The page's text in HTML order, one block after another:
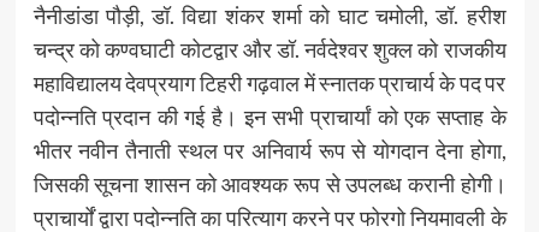
नैनीडांडा पौड़ी, डॉ. विद्या शंकर शर्मा को घाट चमोली, डॉ. हरीश
चन्द्र को कण्वघाटी कोटद्वार और डॉ. नर्वदेश्वर शुक्ल को राजकीय
महाविद्यालय देवप्रयाग टिहरी गढ़वाल में स्नातक प्राचार्य के पद पर
पदोन्नति प्रदान की गई है। इन सभी प्राचार्यां को एक सप्ताह के
भीतर नवीन तैनाती स्थल पर अनिवार्य रूप से योगदान देना होगा,
जिसकी सूचना शासन को आवश्यक रूप से उपलब्ध करानी होगी।
प्राचार्यों द्वारा पदोन्नति का परित्याग करने पर फोरगो नियमावली के